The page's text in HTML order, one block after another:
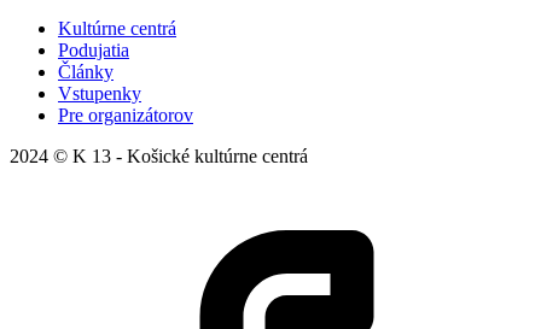
Kultúrne centrá
Podujatia
Články
Vstupenky
Pre organizátorov
2024 © K 13 - Košické kultúrne centrá